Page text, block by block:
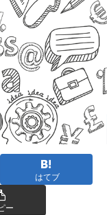
はてブ
ー